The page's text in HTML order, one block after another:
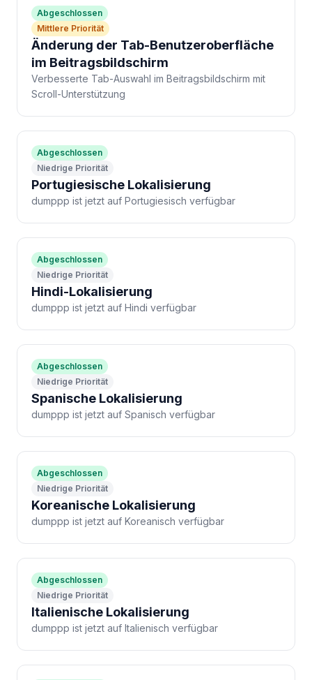
Abgeschlossen
Mittlere Priorität
Änderung der Tab-Benutzeroberfläche
im Beitragsbildschirm
Verbesserte Tab-Auswahl im Beitragsbildschirm mit
Scroll-Unterstützung
Abgeschlossen
Niedrige Priorität
Portugiesische Lokalisierung
dumppp ist jetzt auf Portugiesisch verfügbar
Abgeschlossen
Niedrige Priorität
Hindi-Lokalisierung
dumppp ist jetzt auf Hindi verfügbar
Abgeschlossen
Niedrige Priorität
Spanische Lokalisierung
dumppp ist jetzt auf Spanisch verfügbar
Abgeschlossen
Niedrige Priorität
Koreanische Lokalisierung
dumppp ist jetzt auf Koreanisch verfügbar
Abgeschlossen
Niedrige Priorität
Italienische Lokalisierung
dumppp ist jetzt auf Italienisch verfügbar